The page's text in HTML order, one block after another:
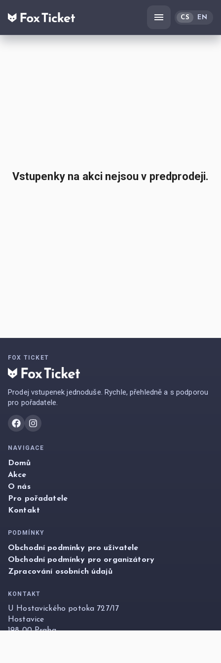
CS EN
Vstupenky na akci nejsou v predprodeji.
FOX TICKET
Prodej vstupenek jednoduše. Rychle, přehledně a s podporou
pro pořadatele.
NAVIGACE
Domů
Akce
O nás
Pro pořadatele
Kontakt
PODMÍNKY
Obchodní podmínky pro uživatele
Obchodní podmínky pro organizátory
Zpracování osobních údajů
KONTAKT
U Hostavického potoka 727/17
Hostavice
198 00 Praha